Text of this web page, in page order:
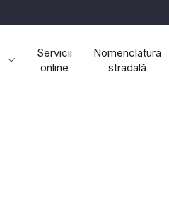
Servicii
online
Nomenclatura
stradală